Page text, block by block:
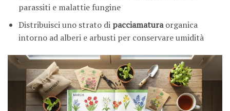
parassiti e malattie fungine
Distribuisci uno strato di pacciamaturaorganica
intorno ad alberi e arbusti per conservare umidità